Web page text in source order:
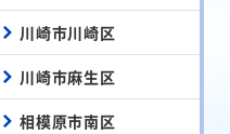
川崎市川崎区
川崎市麻生区
相模原市南区